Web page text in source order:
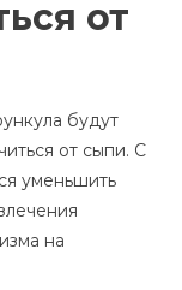
от
будут
от сыпи. С
уменьшить
на